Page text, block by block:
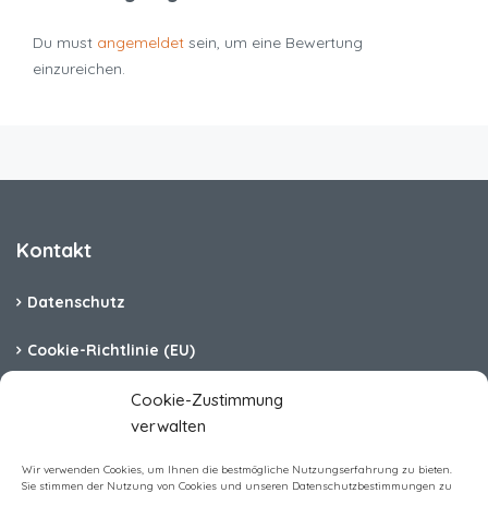
Cookie-Zustimmung
verwalten
Wir verwenden Cookies, um Ihnen die bestmögliche Nutzungserfahrung zu bieten.
Sie stimmen der Nutzung von Cookies und unseren Datenschutzbestimmungen zu
Du must angemeldet sein, um eine Bewertung
einzureichen.
Kontakt
Datenschutz
Cookie-Richtlinie (EU)
Barrierefreiheit